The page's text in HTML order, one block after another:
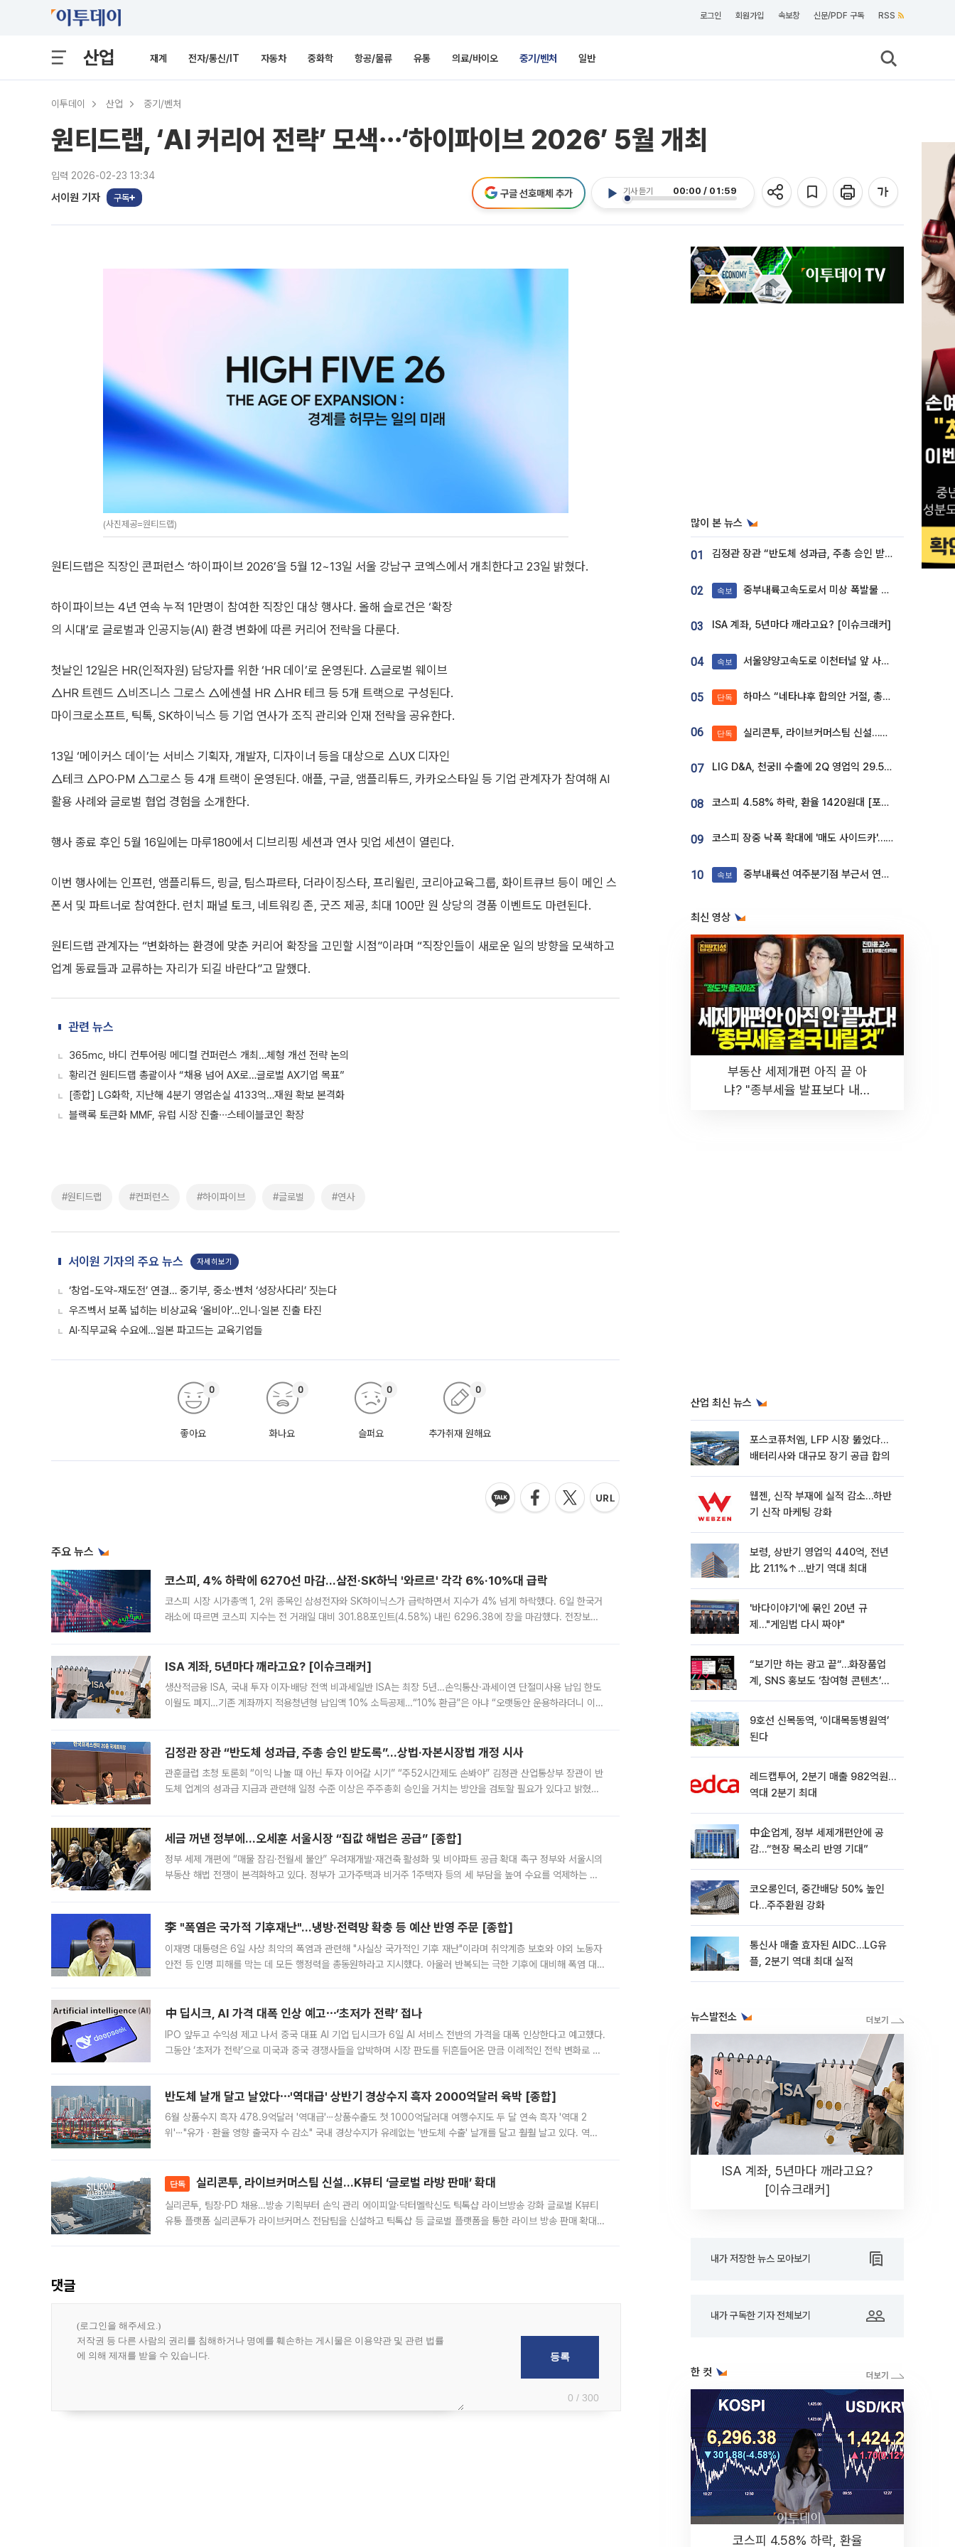
로그인 회원가입 속보창 신문/PDF 구독 RSS
산업 재계 전자/통신/IT 자동차 중화학 항공/물류 유통 의료/바이오 중기/벤처 일반
이투데이 산업 중기/벤처
원티드랩, ‘AI 커리어 전략’ 모색⋯‘하이파이브 2026’ 5월 개최
입력 2026-02-23 13:34
서이원 기자 구독
기사 듣기 00:00 / 01:59
구글 선호매체 추가
(사진제공=원티드랩)
원티드랩은 직장인 콘퍼런스 ‘하이파이브 2026’을 5월 12~13일 서울 강남구 코엑스에서 개최한다고 23일 밝혔다.
하이파이브는 4년 연속 누적 1만명이 참여한 직장인 대상 행사다. 올해 슬로건은 ‘확장
의 시대’로 글로벌과 인공지능(AI) 환경 변화에 따른 커리어 전략을 다룬다.
첫날인 12일은 HR(인적자원) 담당자를 위한 ‘HR 데이’로 운영된다. △글로벌 웨이브
△HR 트렌드 △비즈니스 그로스 △에센셜 HR △HR 테크 등 5개 트랙으로 구성된다.
마이크로소프트, 틱톡, SK하이닉스 등 기업 연사가 조직 관리와 인재 전략을 공유한다.
13일 ‘메이커스 데이’는 서비스 기획자, 개발자, 디자이너 등을 대상으로 △UX 디자인
△테크 △PO·PM △그로스 등 4개 트랙이 운영된다. 애플, 구글, 앰플리튜드, 카카오스타일 등 기업 관계자가 참여해 AI
활용 사례와 글로벌 협업 경험을 소개한다.
행사 종료 후인 5월 16일에는 마루180에서 디브리핑 세션과 연사 밋업 세션이 열린다.
이번 행사에는 인프런, 앰플리튜드, 링글, 팀스파르타, 더라이징스타, 프리윌린, 코리아교육그룹, 화이트큐브 등이 메인 스
폰서 및 파트너로 참여한다. 런치 패널 토크, 네트워킹 존, 굿즈 제공, 최대 100만 원 상당의 경품 이벤트도 마련된다.
원티드랩 관계자는 “변화하는 환경에 맞춘 커리어 확장을 고민할 시점”이라며 “직장인들이 새로운 일의 방향을 모색하고
업계 동료들과 교류하는 자리가 되길 바란다”고 말했다.
관련 뉴스
365mc, 바디 컨투어링 메디컬 컨퍼런스 개최…체형 개선 전략 논의
황리건 원티드랩 총괄이사 “채용 넘어 AX로…글로벌 AX기업 목표”
[종합] LG화학, 지난해 4분기 영업손실 4133억…재원 확보 본격화
블랙록 토큰화 MMF, 유럽 시장 진출∙∙∙스테이블코인 확장
#원티드랩 #컨퍼런스 #하이파이브 #글로벌 #연사
서이원 기자의 주요 뉴스 자세히보기
‘창업-도약-재도전’ 연결… 중기부, 중소·벤처 ‘성장사다리’ 짓는다
우즈벡서 보폭 넓히는 비상교육 ‘올비아’…인니·일본 진출 타진
AI·직무교육 수요에…일본 파고드는 교육기업들
좋아요
0
화나요
0
슬퍼요
0
추가취재 원해요
0
주요 뉴스
코스피, 4% 하락에 6270선 마감…삼전·SK하닉 '와르르' 각각 6%·10%대 급락
코스피 시장 시가총액 1, 2위 종목인 삼성전자와 SK하이닉스가 급락하면서 지수가 4% 넘게 하락했다. 6일 한국거
래소에 따르면 코스피 지수는 전 거래일 대비 301.88포인트(4.58%) 내린 6296.38에 장을 마감했다. 전장보다
ISA 계좌, 5년마다 깨라고요? [이슈크래커]
생산적금융 ISA, 국내 투자 이자·배당 전액 비과세일반 ISA는 최장 5년…손익통산·과세이연 단절미사용 납입 한도
이월도 폐지…기존 계좌까지 적용청년형 납입액 10% 소득공제…“10% 환급”은 아냐 “오랫동안 운용하라더니 이제
김정관 장관 “반도체 성과급, 주총 승인 받도록”…상법·자본시장법 개정 시사
관훈클럽 초청 토론회 “이익 나눌 때 아닌 투자 이어갈 시기” “주52시간제도 손봐야” 김정관 산업통상부 장관이 반
도체 업계의 성과급 지급과 관련해 일정 수준 이상은 주주총회 승인을 거치는 방안을 검토할 필요가 있다고 밝혔다.
세금 꺼낸 정부에…오세훈 서울시장 “집값 해법은 공급” [종합]
정부 세제 개편에 “매물 잠김·전월세 불안” 우려재개발·재건축 활성화 및 비아파트 공급 확대 촉구 정부와 서울시의
부동산 해법 전쟁이 본격화하고 있다. 정부가 고가주택과 비거주 1주택자 등의 세 부담을 높여 수요를 억제하는 카
李 "폭염은 국가적 기후재난"…냉방·전력망 확충 등 예산 반영 주문 [종합]
이재명 대통령은 6일 사상 최악의 폭염과 관련해 "사실상 국가적인 기후 재난"이라며 취약계층 보호와 야외 노동자
안전 등 인명 피해를 막는 데 모든 행정력을 총동원하라고 지시했다. 아울러 반복되는 극한 기후에 대비해 폭염 대응
中 딥시크, AI 가격 대폭 인상 예고⋯‘초저가 전략’ 접나
IPO 앞두고 수익성 제고 나서 중국 대표 AI 기업 딥시크가 6일 AI 서비스 전반의 가격을 대폭 인상한다고 예고했다.
그동안 ‘초저가 전략’으로 미국과 중국 경쟁사들을 압박하며 시장 판도를 뒤흔들어온 만큼 이례적인 전략 변화로 평
반도체 날개 달고 날았다⋯'역대급' 상반기 경상수지 흑자 2000억달러 육박 [종합]
6월 상품수지 흑자 478.9억달러 '역대급'⋯상품수출도 첫 1000억달러대 여행수지도 두 달 연속 흑자 '역대 2
위'⋯"유가ㆍ환율 영향 출국자 수 감소" 국내 경상수지가 유례없는 '반도체 수출' 날개를 달고 훨훨 날고 있다. 역대
단독 실리콘투, 라이브커머스팀 신설…K뷰티 ‘글로벌 라방 판매’ 확대
실리콘투, 팀장·PD 채용…방송 기획부터 손익 관리 에이피알·닥터멜락신도 틱톡샵 라이브방송 강화 글로벌 K뷰티
유통 플랫폼 실리콘투가 라이브커머스 전담팀을 신설하고 틱톡샵 등 글로벌 플랫폼을 통한 라이브 방송 판매 확대에
댓글
0 / 300
많이 본 뉴스
01 김정관 장관 “반도체 성과급, 주총 승인 받도록”…상법·자본시장법 개정 시사
02 속보 중부내륙고속도로서 미상 폭발물 발견
03 ISA 계좌, 5년마다 깨라고요? [이슈크래커]
04 속보 서울양양고속도로 이천터널 앞 사고 발생
05 단독 하마스 “네타냐후 합의안 거절, 총선 앞두고 시간 끌기”
06 단독 실리콘투, 라이브커머스팀 신설…K뷰티 ‘글로벌 판매망’ 확대[K뷰티 라방戰]
07 LIG D&A, 천궁Ⅱ 수출에 2Q 영업익 29.5%↑…수주잔고 24.6조 [종합]
08 코스피 4.58% 하락, 환율 1420원대 [포토]
09 코스피 장중 낙폭 확대에 '매도 사이드카'…외인 2.8조'팔자'· 개인 3.1조 '사자'
10 속보 중부내륙선 여주분기점 부근서 연이은 추돌사고 발생
최신 영상
부동산 세제개편 아직 끝 아
냐? "종부세율 발표보다 내릴
산업 최신 뉴스
포스코퓨처엠, LFP 시장 뚫었다…
배터리사와 대규모 장기 공급 합의
웹젠, 신작 부재에 실적 감소…하반
기 신작 마케팅 강화
보령, 상반기 영업익 440억, 전년
比 21.1%↑…반기 역대 최대
'바다이야기'에 묶인 20년 규
제…"게임법 다시 짜야"
“보기만 하는 광고 끝“…화장품업
계, SNS 홍보도 ‘참여형 콘텐츠’로
9호선 신목동역, ‘이대목동병원역’
된다
레드캡투어, 2분기 매출 982억원…
역대 2분기 최대
中企업계, 정부 세제개편안에 공
감…“현장 목소리 반영 기대”
코오롱인더, 중간배당 50% 높인
다…주주환원 강화
통신사 매출 효자된 AIDC…LG유
플, 2분기 역대 최대 실적
뉴스발전소
ISA 계좌, 5년마다 깨라고요?
[이슈크래커]
내가 저장한 뉴스 모아보기
내가 구독한 기자 전체보기
한 컷
코스피 4.58% 하락, 환율